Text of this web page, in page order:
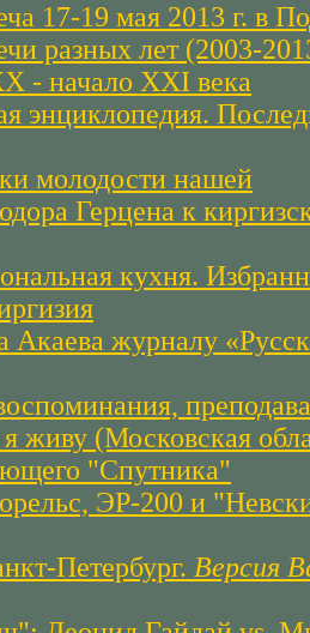
17-19 мая 2013 г. в
разных лет (2003-
- начало XXI века
энциклопедия.
молодости нашей
Герцена к
кухня.
Акаева журналу
я живу (Московская
"Спутника"
ЭР-200 и
Петербург. Версия